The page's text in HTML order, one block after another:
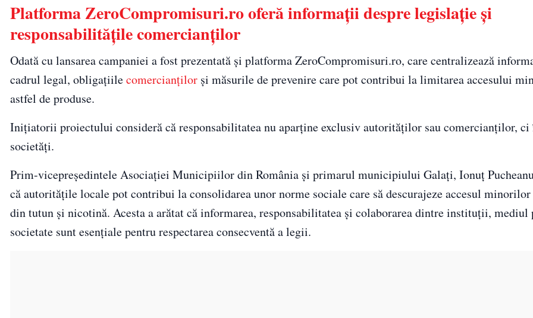
Platforma ZeroCompromisuri.ro oferă informații despre legislație și
responsabilitățile comercianților
Odată cu lansarea campaniei a fost prezentată și platforma ZeroCompromisuri.ro, care centralizează
cadrul legal, obligațiilecomercianților și măsurile de prevenire care pot contribui la limitarea accesului
astfel de produse.
Inițiatorii proiectului consideră că responsabilitatea nu aparține exclusiv autorităților sau comercianților,
societăți.
Prim-vicepreședintele Asociației Municipiilor din România și primarul municipiului Galați, Ionuț
că autoritățile locale pot contribui la consolidarea unor norme sociale care să descurajeze accesul
din tutun și nicotină. Acesta a arătat că informarea, responsabilitatea și colaborarea dintre instituții,
societate sunt esențiale pentru respectarea consecventă a legii.